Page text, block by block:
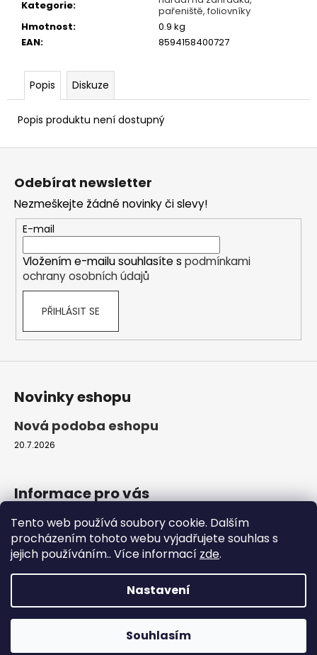
Tento web používá soubory cookie. Dalším
procházením tohoto webu vyjadřujete souhlas s
jejich používáním.. Více informací zde.
Nastavení
Souhlasím
Kategorie:
pařeniště, foliovníky
Hmotnost:
0.9 kg
EAN: 8594158400727
Popis Diskuze
Popis produktu není dostupný
Odebírat newsletter
Nezmeškejte žádné novinky či slevy!
E-mail
Vložením e-mailu souhlasíte s podmínkami
ochrany osobních údajů
PŘIHLÁSIT SE
Novinky eshopu
Nová podoba eshopu
20.7.2026
Informace pro vás
Obchodní podmínky
Podmínky ochrany osobních údajů
Moje objednávka
Copyright 2026ProfiZvířátka.cz. Všechna práva
vyhrazena.